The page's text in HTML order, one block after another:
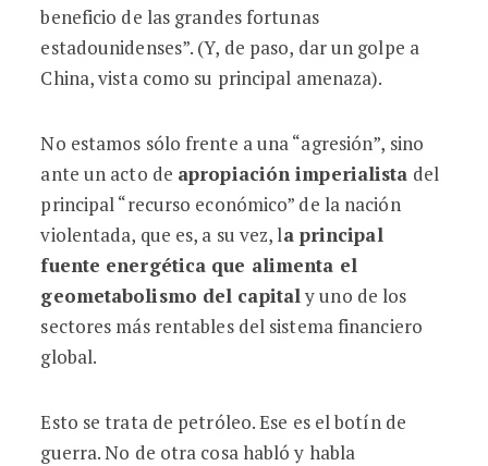
beneficio de las grandes fortunas
estadounidenses”. (Y, de paso, dar un golpe a
China, vista como su principal amenaza).
No estamos sólo frente a una “agresión”, sino
ante un acto de apropiación imperialista del
principal “recurso económico” de la nación
violentada, que es, a su vez, la principal
fuente energética que alimenta el
geometabolismo del capitaly uno de los
sectores más rentables del sistema financiero
global.
Esto se trata de petróleo. Ese es el botín de
guerra. No de otra cosa habló y habla